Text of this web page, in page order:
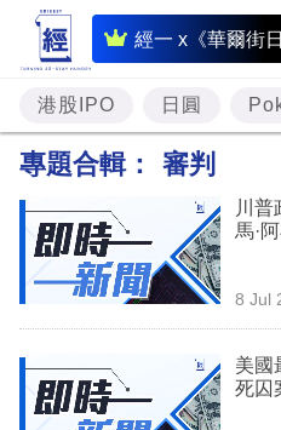
經一 x《華爾街日
即
時
財
經
投
資
港股IPO 日圓
專題合輯： 審判
川普
馬·
8 Jul
美國
死囚